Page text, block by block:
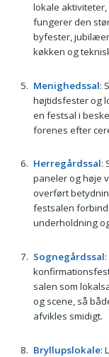
lokale
fungerer den
byfester,
køkken og
Menighedssal:
højtidsfester og
en festsal i
forenes efter
Herregårdssal:
paneler og høje
overført
festsalen
underholdning
Sognegårdssal
salen som
og scene, så
afvikles smidigt.
Bryllupslokale: